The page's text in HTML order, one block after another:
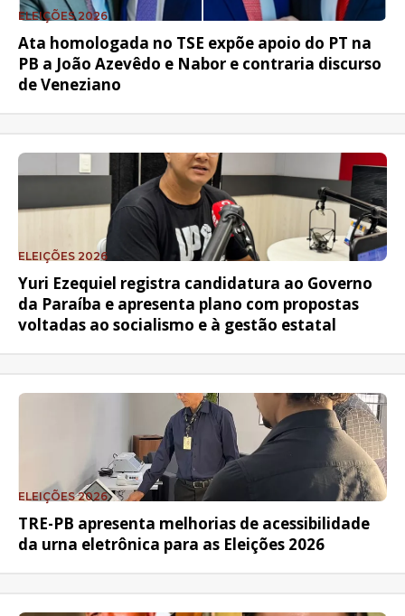
ELEIÇÕES 2026
Ata homologada no TSE expõe apoio do PT na
PB a João Azevêdo e Nabor e contraria discurso
de Veneziano
ELEIÇÕES 2026
Yuri Ezequiel registra candidatura ao Governo
da Paraíba e apresenta plano com propostas
voltadas ao socialismo e à gestão estatal
ELEIÇÕES 2026
TRE-PB apresenta melhorias de acessibilidade
da urna eletrônica para as Eleições 2026